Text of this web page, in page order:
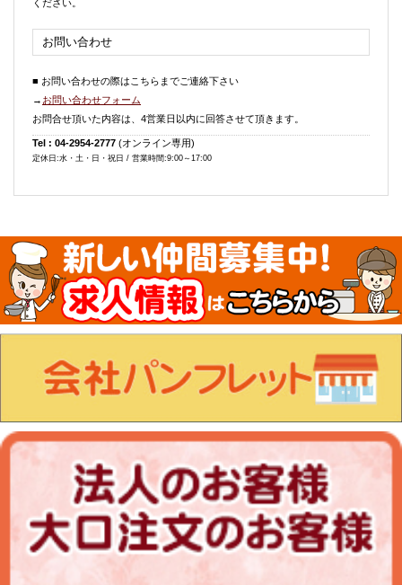
ください。
お問い合わせ
■ お問い合わせの際はこちらまでご連絡下さい
→ お問い合わせフォーム
お問合せ頂いた内容は、4営業日以内に回答させて頂きます。
Tel : 04-2954-2777 (オンライン専用)
定休日:水・土・日・祝日 / 営業時間:9:00～17:00